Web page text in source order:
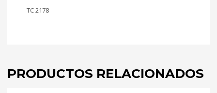
TC 2178
PRODUCTOS RELACIONADOS